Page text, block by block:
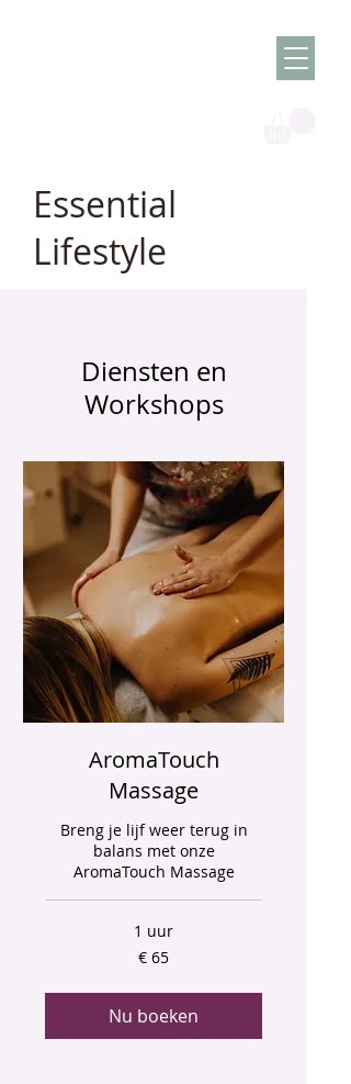
Essential
Lifestyle
Diensten en
Workshops
AromaTouch
Massage
Breng je lijf weer terug in
balans met onze
AromaTouch Massage
1 uur
€ 65
Nu boeken